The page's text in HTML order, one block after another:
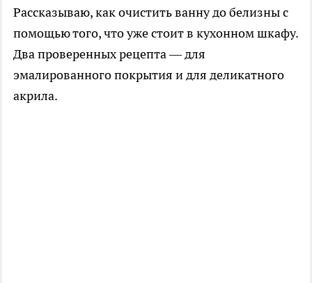
Рассказываю, как очистить ванну до белизны с
помощью того, что уже стоит в кухонном шкафу.
Два проверенных рецепта — для
эмалированного покрытия и для деликатного
акрила.